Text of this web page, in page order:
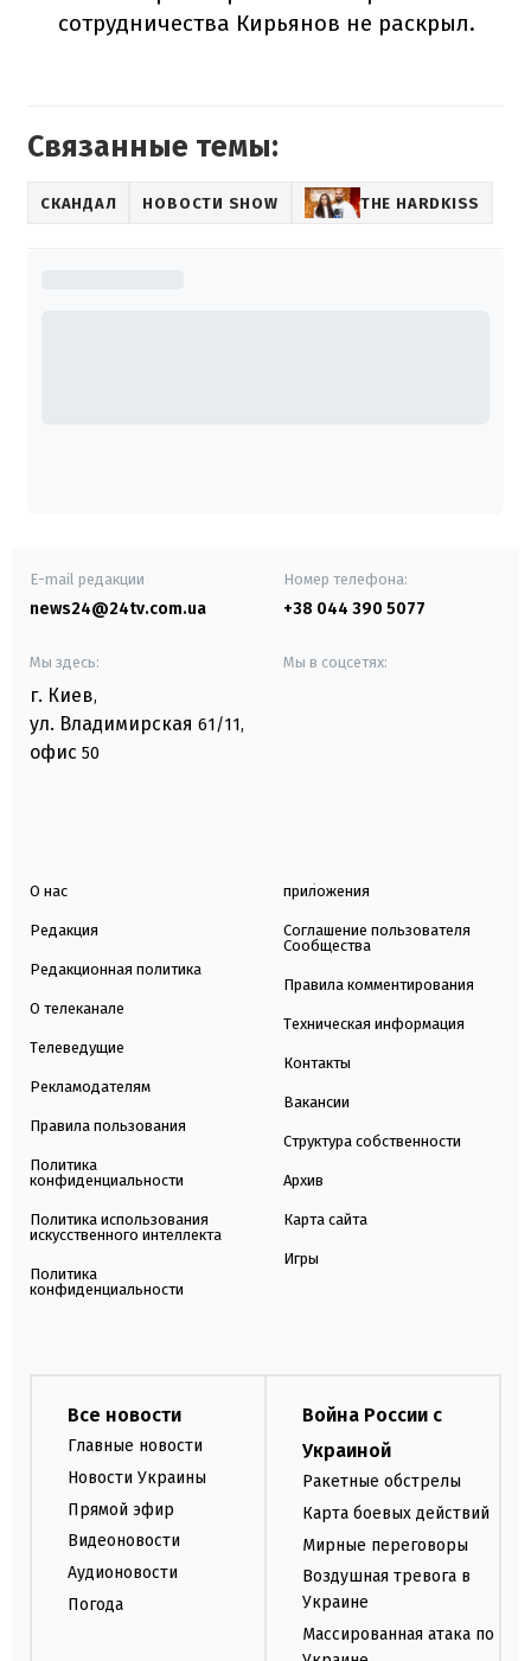
сотрудничества Кирьянов не раскрыл.
Связанные темы:
СКАНДАЛ НОВОСТИ SHOW THE HARDKISS
E-mail редакции
news24@24tv.com.ua
Номер телефона:
+38 044 390 5077
Мы здесь:
г. Киев,
ул. Владимирская 61/11,
офис 50
Мы в соцсетях:
О нас
Редакция
Редакционная политика
О телеканале
Телеведущие
Рекламодателям
Правила пользования
Политика
конфиденциальности
Политика использования
искусственного интеллекта
Политика
конфиденциальности
приложения
Соглашение пользователя
Сообщества
Правила комментирования
Техническая информация
Контакты
Вакансии
Структура собственности
Архив
Карта сайта
Игры
Все новости
Главные новости
Новости Украины
Прямой эфир
Видеоновости
Аудионовости
Погода
Война России с
Украиной
Ракетные обстрелы
Карта боевых действий
Мирные переговоры
Воздушная тревога в
Украине
Массированная атака по